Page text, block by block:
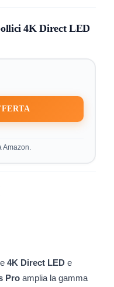
4K Direct LED
4K Direct LED e
Pro amplia la gamma